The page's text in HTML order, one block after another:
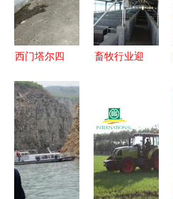
西门塔尔四
走势 三百
至四百斤散
养育肥牛市
场与畜牧饲
料销售分析
畜牧行业迎
料添加剂新
规、原料药
停产、养猪
巨头业绩创